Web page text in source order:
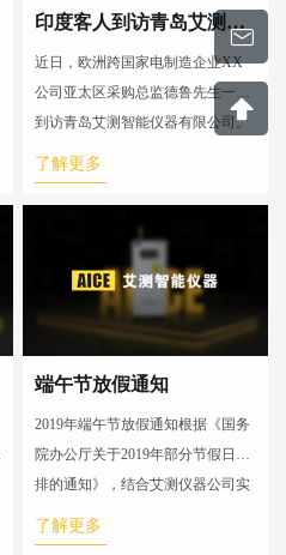
印度客人到访青岛艾测公司
近日，欧洲跨国家电制造企业XX
公司亚太区采购总监德鲁先生一行
到访青岛艾测智能仪器有限公司。
公司技术人员详细介绍了安规综合
分析仪、电参数综合测试仪以及交
了解更多
端午节放假通知
2019年端午节放假通知根据《国务
院办公厅关于2019年部分节假日安
排的通知》，结合艾测仪器公司实
际情况，安排如下： 端午节(6月7
日)放假，与周末(6月8日、
了解更多